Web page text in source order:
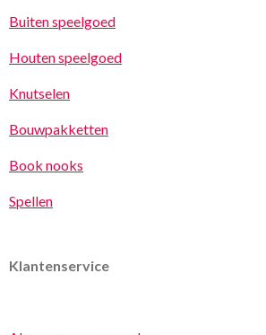
Buiten speelgoed
Houten speelgoed
Knutselen
Bouwpakketten
Book nooks
Spellen
Klantenservice